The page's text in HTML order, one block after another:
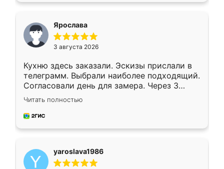
Ярослава
3 августа 2026
Кухню здесь заказали. Эскизы прислали в
телеграмм. Выбрали наиболее подходящий.
Согласовали день для замера. Через 3
недели кухня была уже готова. Остались
довольны работой. Спасибо Ренессанс
мебель за качественную работу!
Читать полностью
yaroslava1986